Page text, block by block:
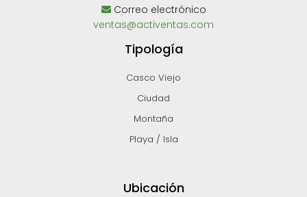
Correo electrónico
ventas@activentas.com
Tipología
Casco Viejo
Ciudad
Montaña
Playa / Isla
Ubicación